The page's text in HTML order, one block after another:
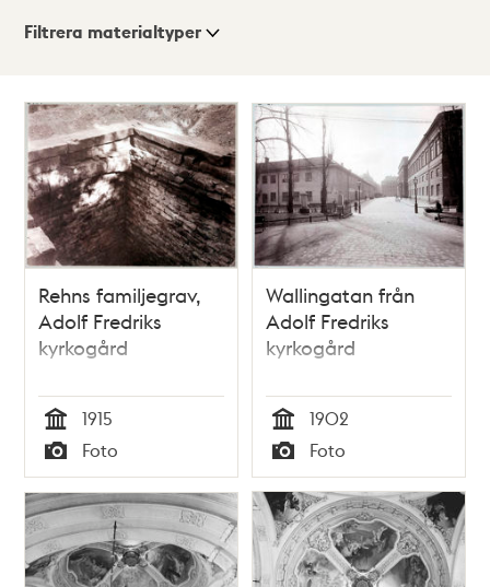
Visningsläge
ListaKarta
Filtrera materialtyper
träffar
Rehns familjegrav,
Adolf Fredriks
kyrkogård
Tid
1915
Typ
Foto
Wallingatan från
Adolf Fredriks
kyrkogård
Tid
1902
Typ
Foto